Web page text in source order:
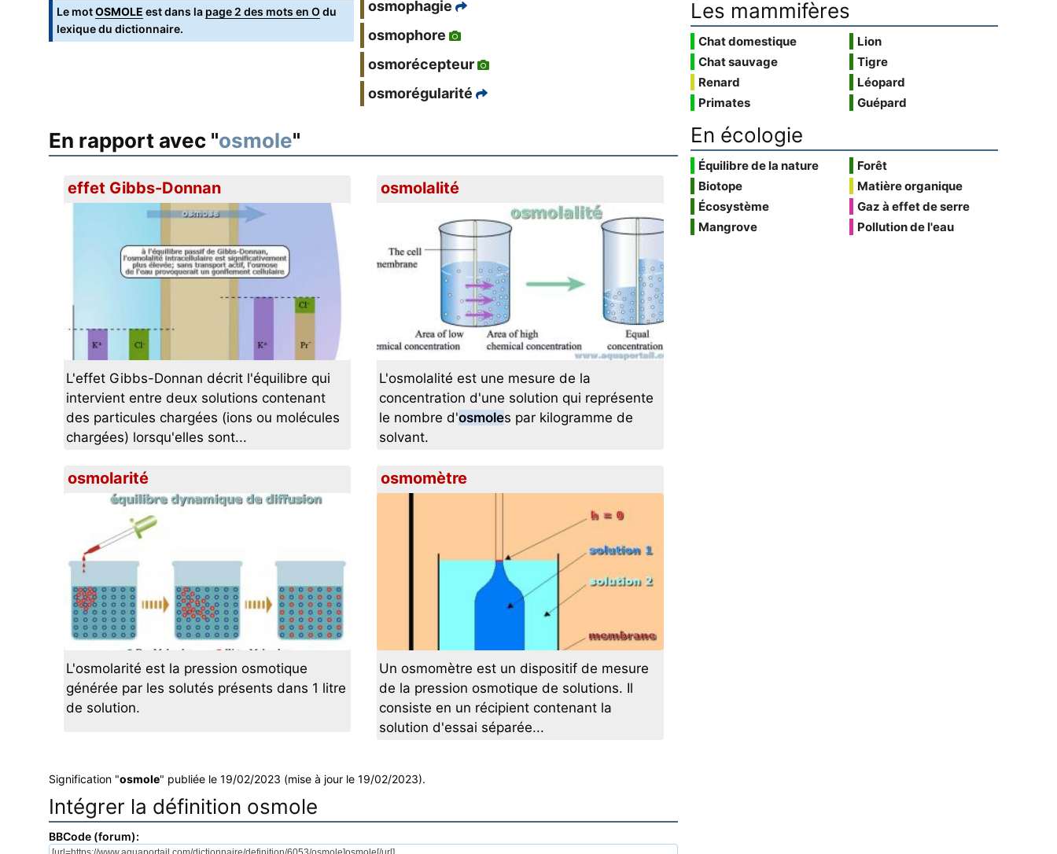
Le motOSMOLE est dans la page 2 des mots en O du
lexique du dictionnaire.
osmophagie
osmophore
osmorécepteur
osmorégularité
En rapport avec "osmole"
effet Gibbs-Donnan
L'effet Gibbs-Donnan décrit l'équilibre qui
intervient entre deux solutions contenant
des particules chargées (ions ou molécules
chargées) lorsqu'elles sont...
osmolalité
L'osmolalité est une mesure de la
concentration d'une solution qui représente
le nombre d'osmoles par kilogramme de
solvant.
osmolarité
L'osmolarité est la pression osmotique
générée par les solutés présents dans 1 litre
de solution.
osmomètre
Un osmomètre est un dispositif de mesure
de la pression osmotique de solutions. Il
consiste en un récipient contenant la
solution d'essai séparée...
Signification "osmole" publiée le 19/02/2023 (mise à jour le 19/02/2023).
Intégrer la définition osmole
BBCode (forum):
Les mammifères
Chat domestique
Chat sauvage
Renard
Primates
Lion
Tigre
Léopard
Guépard
En écologie
Équilibre de la nature
Biotope
Écosystème
Mangrove
Forêt
Matière organique
Gaz à effet de serre
Pollution de l'eau